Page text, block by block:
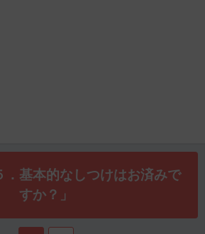
．基本的なしつけはお済みで
すか？」